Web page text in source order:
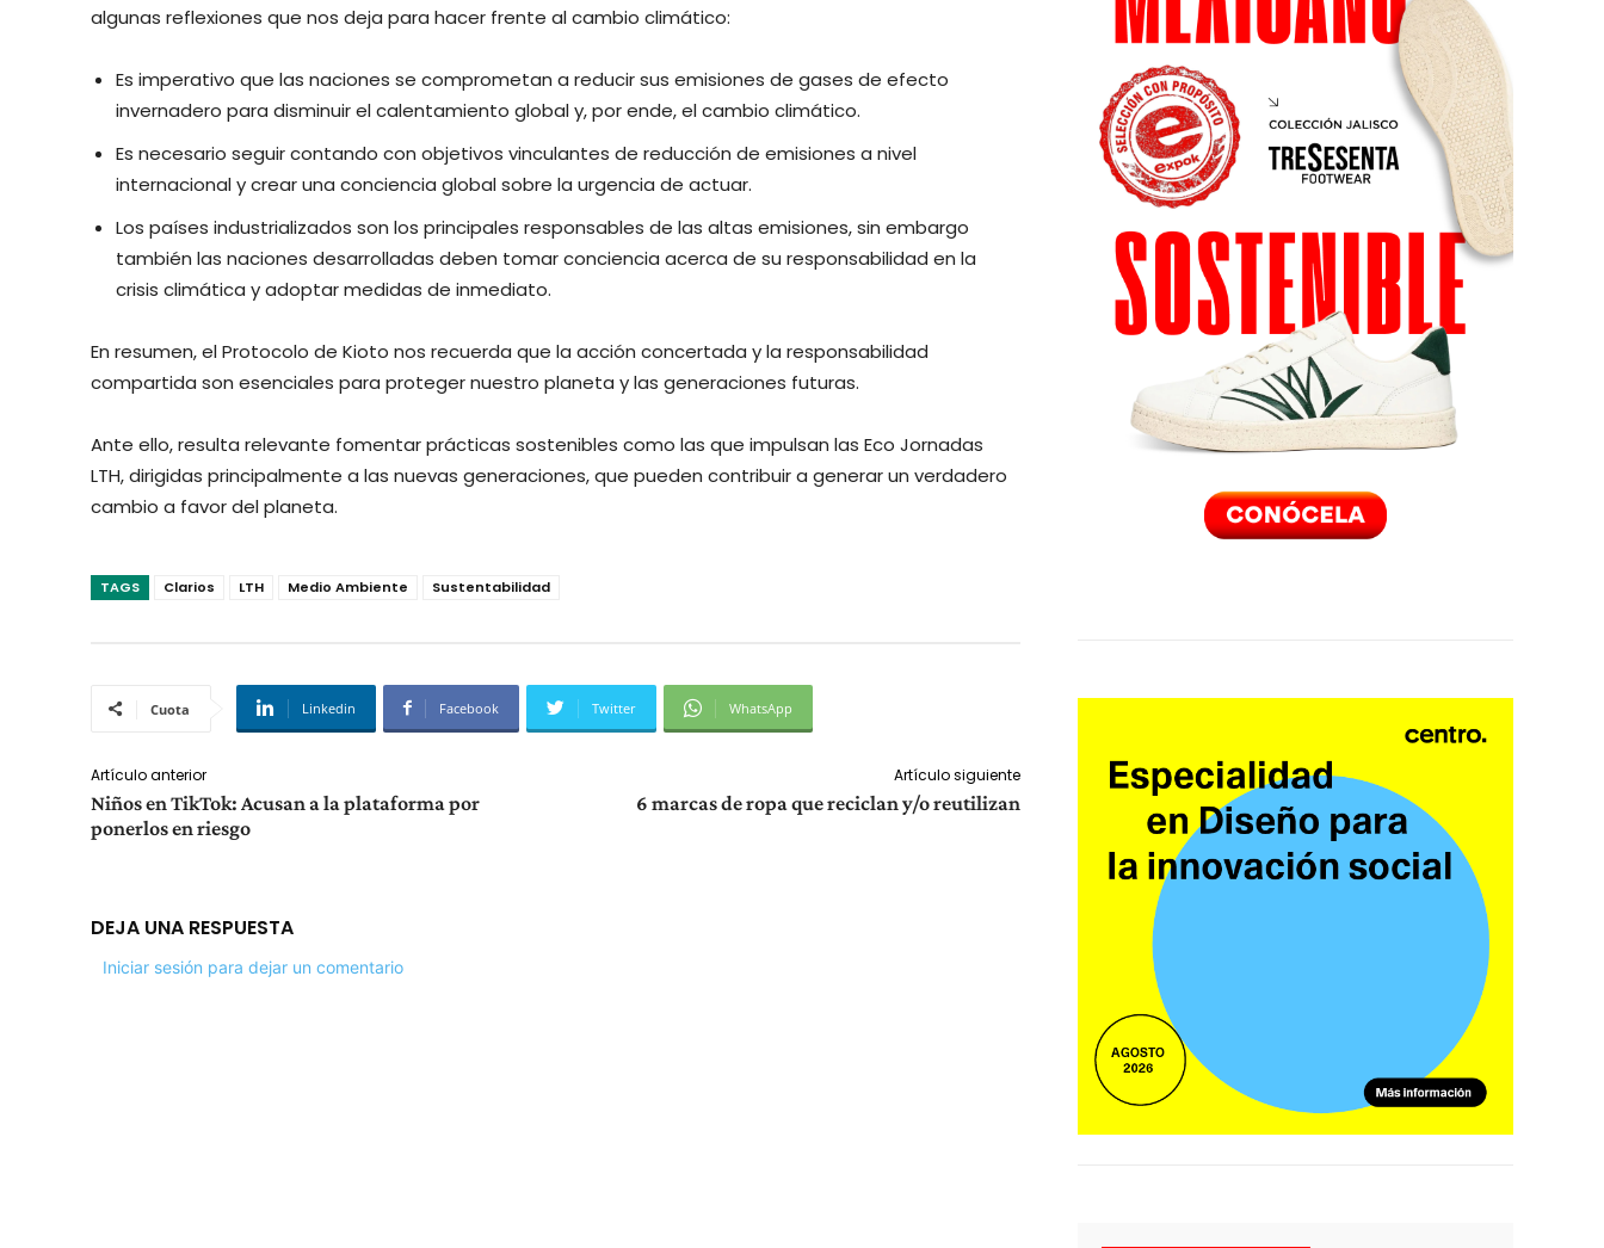
algunas reflexiones que nos deja para hacer frente al cambio climático:
Es imperativo que las naciones se comprometan a reducir sus emisiones de gases de efecto
invernadero para disminuir el calentamiento global y, por ende, el cambio climático.
Es necesario seguir contando con objetivos vinculantes de reducción de emisiones a nivel
internacional y crear una conciencia global sobre la urgencia de actuar.
Los países industrializados son los principales responsables de las altas emisiones, sin embargo
también las naciones desarrolladas deben tomar conciencia acerca de su responsabilidad en la
crisis climática y adoptar medidas de inmediato.
En resumen, el Protocolo de Kioto nos recuerda que la acción concertada y la responsabilidad
compartida son esenciales para proteger nuestro planeta y las generaciones futuras.
Ante ello, resulta relevante fomentar prácticas sostenibles como las que impulsan las Eco Jornadas
LTH, dirigidas principalmente a las nuevas generaciones, que pueden contribuir a generar un verdadero
cambio a favor del planeta.
TAGS Clarios LTH Medio Ambiente Sustentabilidad
Cuota Linkedin Facebook Twitter WhatsApp
Artículo anterior
Niños en TikTok: Acusan a la plataforma por
ponerlos en riesgo
Artículo siguiente
6 marcas de ropa que reciclan y/o reutilizan
DEJA UNA RESPUESTA
Iniciar sesión para dejar un comentario